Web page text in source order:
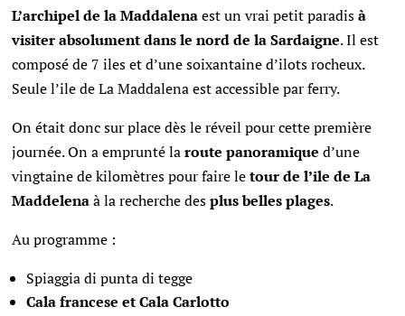
L’archipel de la Maddalenaest un vrai petit paradisà
visiter absolument dans le nord de la Sardaigne. Il est
composé de 7 iles et d’une soixantaine d’ilots rocheux.
Seule l’ile de La Maddalena est accessible par ferry.
On était donc sur place dès le réveil pour cette première
journée. On a emprunté laroute panoramique d’une
vingtaine de kilomètres pour faire letour de l’ile de La
Maddelenaà la recherche desplus belles plages.
Au programme :
Spiaggia di punta di tegge
Cala francese et Cala Carlotto